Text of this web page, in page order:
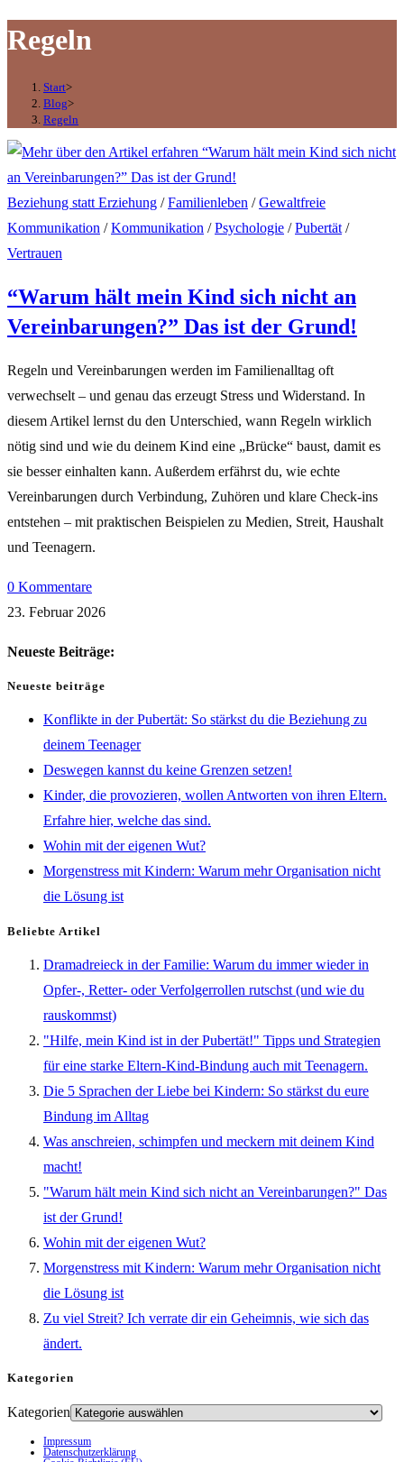
Regeln
Start>
Blog>
Regeln
Beziehung statt Erziehung /Familienleben /Gewaltfreie
Kommunikation /Kommunikation /Psychologie /Pubertät /
Vertrauen
“Warum hält mein Kind sich nicht an
Vereinbarungen?” Das ist der Grund!
Regeln und Vereinbarungen werden im Familienalltag oft
verwechselt – und genau das erzeugt Stress und Widerstand. In
diesem Artikel lernst du den Unterschied, wann Regeln wirklich
nötig sind und wie du deinem Kind eine „Brücke“ baust, damit es
sie besser einhalten kann. Außerdem erfährst du, wie echte
Vereinbarungen durch Verbindung, Zuhören und klare Check-ins
entstehen – mit praktischen Beispielen zu Medien, Streit, Haushalt
und Teenagern.
0 Kommentare
23. Februar 2026
Neueste Beiträge:
Neueste beiträge
Konflikte in der Pubertät: So stärkst du die Beziehung zu
deinem Teenager
Deswegen kannst du keine Grenzen setzen!
Kinder, die provozieren, wollen Antworten von ihren Eltern.
Erfahre hier, welche das sind.
Wohin mit der eigenen Wut?
Morgenstress mit Kindern: Warum mehr Organisation nicht
die Lösung ist
Beliebte Artikel
Dramadreieck in der Familie: Warum du immer wieder in
Opfer-, Retter- oder Verfolgerrollen rutschst (und wie du
rauskommst)
"Hilfe, mein Kind ist in der Pubertät!" Tipps und Strategien
für eine starke Eltern-Kind-Bindung auch mit Teenagern.
Die 5 Sprachen der Liebe bei Kindern: So stärkst du eure
Bindung im Alltag
Was anschreien, schimpfen und meckern mit deinem Kind
macht!
"Warum hält mein Kind sich nicht an Vereinbarungen?" Das
ist der Grund!
Wohin mit der eigenen Wut?
Morgenstress mit Kindern: Warum mehr Organisation nicht
die Lösung ist
Zu viel Streit? Ich verrate dir ein Geheimnis, wie sich das
ändert.
Kategorien
Kategorien
Impressum
Datenschutzerklärung